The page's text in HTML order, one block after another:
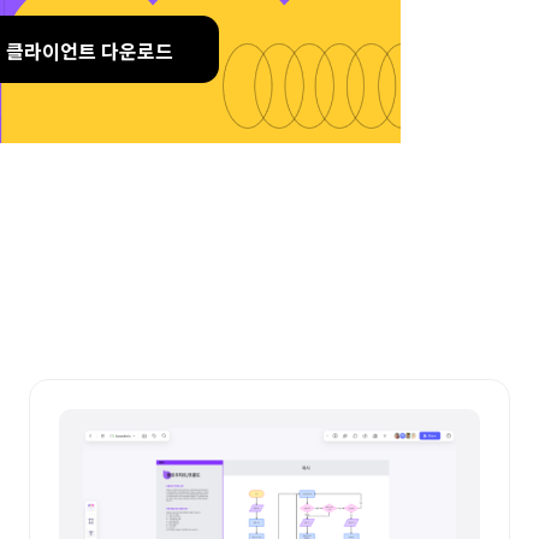
클라이언트 다운로드